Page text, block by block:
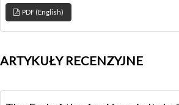
PDF (English)
ARTYKUŁY RECENZYJNE